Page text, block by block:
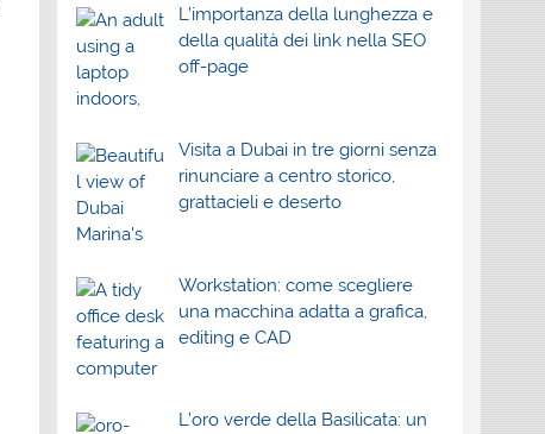
L’importanza della lunghezza e
della qualità dei link nella SEO
off-page
Visita a Dubai in tre giorni senza
rinunciare a centro storico,
grattacieli e deserto
Workstation: come scegliere
una macchina adatta a grafica,
editing e CAD
L’oro verde della Basilicata: un